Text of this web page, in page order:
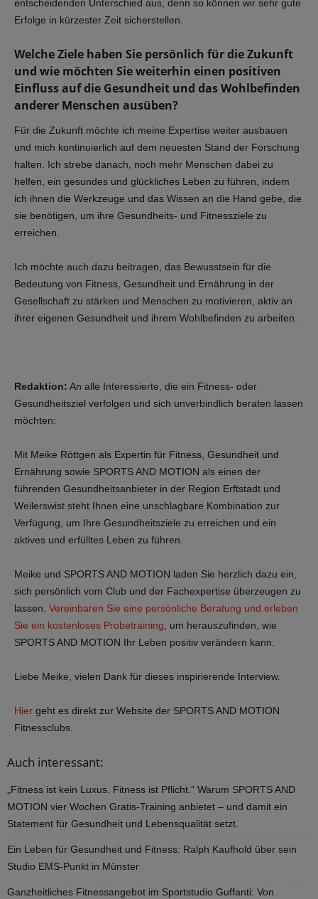
entscheidenden Unterschied aus, denn so können wir sehr gute
Erfolge in kürzester Zeit sicherstellen.
Welche Ziele haben Sie persönlich für die Zukunft
und wie möchten Sie weiterhin einen positiven
Einfluss auf die Gesundheit und das Wohlbefinden
anderer Menschen ausüben?
Für die Zukunft möchte ich meine Expertise weiter ausbauen
und mich kontinuierlich auf dem neuesten Stand der Forschung
halten. Ich strebe danach, noch mehr Menschen dabei zu
helfen, ein gesundes und glückliches Leben zu führen, indem
ich ihnen die Werkzeuge und das Wissen an die Hand gebe, die
sie benötigen, um ihre Gesundheits- und Fitnessziele zu
erreichen.
Ich möchte auch dazu beitragen, das Bewusstsein für die
Bedeutung von Fitness, Gesundheit und Ernährung in der
Gesellschaft zu stärken und Menschen zu motivieren, aktiv an
ihrer eigenen Gesundheit und ihrem Wohlbefinden zu arbeiten.
Redaktion: An alle Interessierte, die ein Fitness- oder
Gesundheitsziel verfolgen und sich unverbindlich beraten lassen
möchten:
Mit Meike Röttgen als Expertin für Fitness, Gesundheit und
Ernährung sowie SPORTS AND MOTION als einen der
führenden Gesundheitsanbieter in der Region Erftstadt und
Weilerswist steht Ihnen eine unschlagbare Kombination zur
Verfügung, um Ihre Gesundheitsziele zu erreichen und ein
aktives und erfülltes Leben zu führen.
Meike und SPORTS AND MOTION laden Sie herzlich dazu ein,
sich persönlich vom Club und der Fachexpertise überzeugen zu
lassen. Vereinbaren Sie eine persönliche Beratung und erleben
Sie ein kostenloses Probetraining, um herauszufinden, wie
SPORTS AND MOTION Ihr Leben positiv verändern kann.
Liebe Meike, vielen Dank für dieses inspirierende Interview.
Hier geht es direkt zur Website der SPORTS AND MOTION
Fitnessclubs.
Auch interessant:
„Fitness ist kein Luxus. Fitness ist Pflicht.“ Warum SPORTS AND
MOTION vier Wochen Gratis-Training anbietet – und damit ein
Statement für Gesundheit und Lebensqualität setzt.
Ein Leben für Gesundheit und Fitness: Ralph Kaufhold über sein
Studio EMS-Punkt in Münster
Ganzheitliches Fitnessangebot im Sportstudio Guffanti: Von